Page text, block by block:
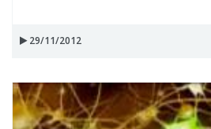
29/11/2012